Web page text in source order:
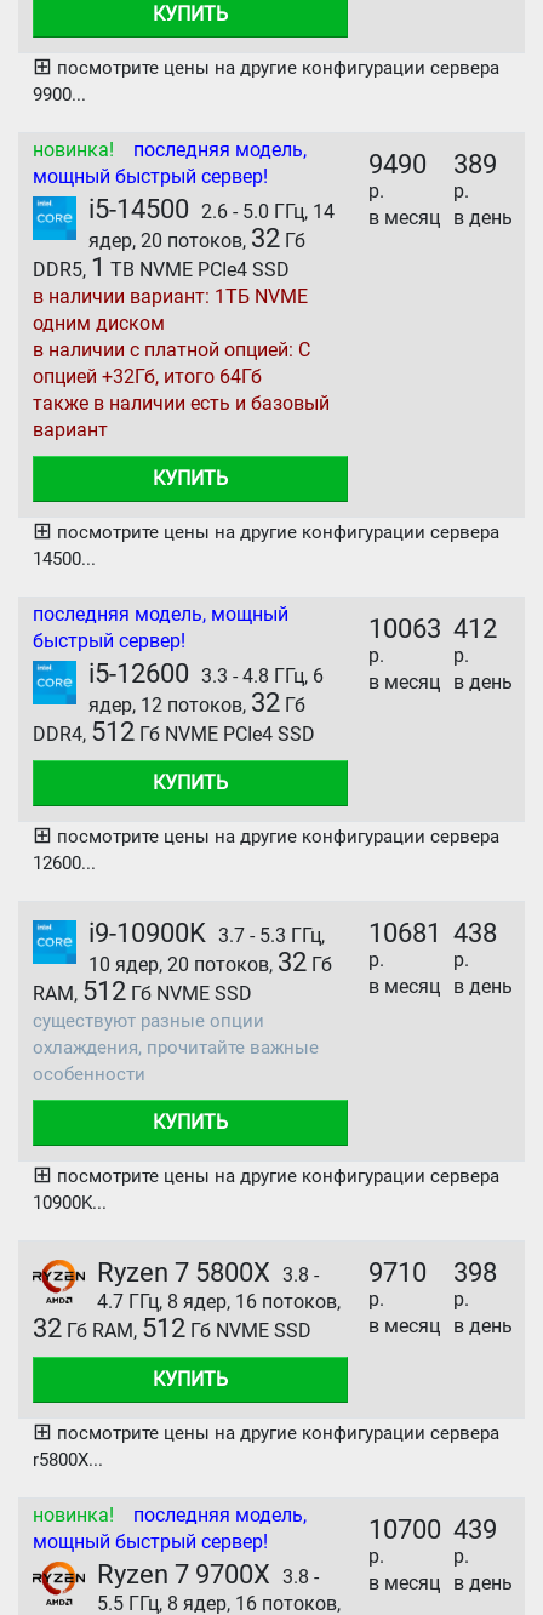
КУПИТЬ
⊞ посмотрите цены на другие конфигурации сервера
9900...
новинка! последняя модель,
мощный быстрый сервер!
i5-14500
2.6 - 5.0 ГГц, 14
ядер, 20 потоков, 32 Гб
DDR5, 1 TB NVME PCIe4 SSD
в наличии вариант: 1ТБ NVME
одним диском
в наличии с платной опцией: С
опцией +32Гб, итого 64Гб
также в наличии есть и базовый
вариант
КУПИТЬ
9490
р.
в месяц
389
р.
в день
⊞ посмотрите цены на другие конфигурации сервера
14500...
последняя модель, мощный
быстрый сервер!
i5-12600 3.3 - 4.8 ГГц, 6
ядер, 12 потоков, 32 Гб
DDR4, 512 Гб NVME PCIe4 SSD
КУПИТЬ
10063
р.
в месяц
412
р.
в день
⊞ посмотрите цены на другие конфигурации сервера
12600...
i9-10900K 3.7 - 5.3 ГГц,
10 ядер, 20 потоков, 32 Гб
RAM, 512 Гб NVME SSD
существуют разные опции
охлаждения, прочитайте важные
особенности
КУПИТЬ
10681
р.
в месяц
438
р.
в день
⊞ посмотрите цены на другие конфигурации сервера
10900K...
Ryzen 7 5800X 3.8 -
4.7 ГГц, 8 ядер, 16 потоков,
32 Гб RAM, 512 Гб NVME SSD
КУПИТЬ
9710
р.
в месяц
398
р.
в день
⊞ посмотрите цены на другие конфигурации сервера
r5800X...
новинка! последняя модель,
мощный быстрый сервер!
Ryzen 7 9700X 3.8 -
5.5 ГГц, 8 ядер, 16 потоков,
10700
р.
в месяц
439
р.
в день